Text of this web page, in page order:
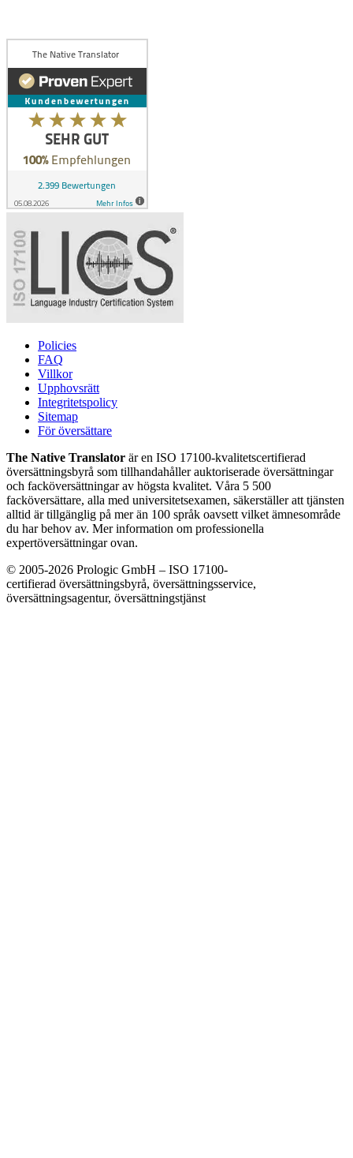
Policies
FAQ
Villkor
Upphovsrätt
Integritetspolicy
Sitemap
För översättare
The Native Translator är en ISO 17100-kvalitetscertifierad
översättningsbyrå som tillhandahåller auktoriserade översättningar
och facköversättningar av högsta kvalitet. Våra 5 500
facköversättare, alla med universitetsexamen, säkerställer att tjänsten
alltid är tillgänglig på mer än 100 språk oavsett vilket ämnesområde
du har behov av. Mer information om professionella
expertöversättningar ovan.
© 2005-2026 Prologic GmbH – ISO 17100-
certifierad översättningsbyrå, översättningsservice,
översättningsagentur, översättningstjänst